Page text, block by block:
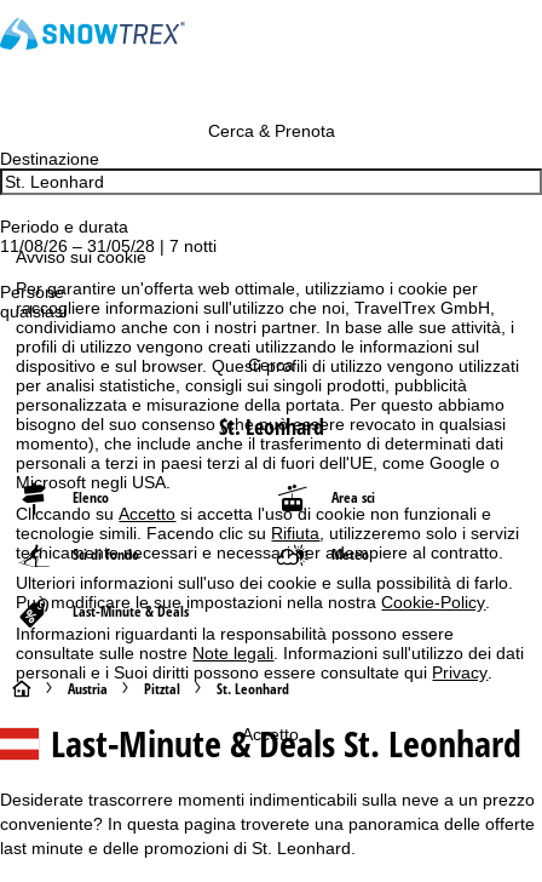
Avviso sui cookie
Per garantire un'offerta web ottimale, utilizziamo i cookie per
raccogliere informazioni sull'utilizzo che noi, TravelTrex GmbH,
condividiamo anche con i nostri partner. In base alle sue attività, i
profili di utilizzo vengono creati utilizzando le informazioni sul
dispositivo e sul browser. Questi profili di utilizzo vengono utilizzati
per analisi statistiche, consigli sui singoli prodotti, pubblicità
personalizzata e misurazione della portata. Per questo abbiamo
bisogno del suo consenso (che può essere revocato in qualsiasi
momento), che include anche il trasferimento di determinati dati
personali a terzi in paesi terzi al di fuori dell'UE, come Google o
Microsoft negli USA.
Cliccando suAccetto si accetta l'uso di cookie non funzionali e
tecnologie simili. Facendo clic su Rifiuta, utilizzeremo solo i servizi
tecnicamente necessari e necessari per adempiere al contratto.
Ulteriori informazioni sull'uso dei cookie e sulla possibilità di farlo.
Può modificare le sue impostazioni nella nostraCookie-Policy
Informazioni riguardanti la responsabilità possono essere
consultate sulle nostre Note legali . Informazioni sull'utilizzo dei dati
personali e i Suoi diritti possono essere consultate qui Privacy
Accetto
Cerca & Prenota
Destinazione
Periodo e durata
11/08/26 – 31/05/28 | 7 notti
Persone
qualsiasi
Cerca
St. Leonhard
Elenco Area sci
Sci di fondo Meteo
Last-Minute & Deals
H
o
e
Austria Pitztal St. Leonhard
Last-Minute & Deals St. Leonhard
Desiderate trascorrere momenti indimenticabili sulla neve a un prezzo
conveniente? In questa pagina troverete una panoramica delle offerte
last minute e delle promozioni di St. Leonhard.